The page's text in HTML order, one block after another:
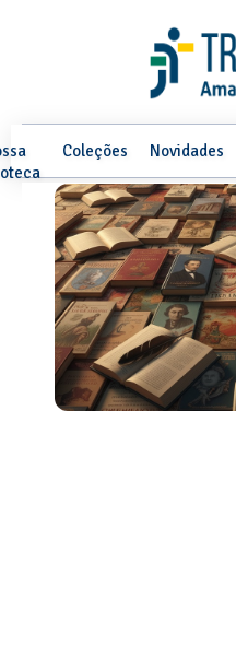
Coleções Novidades